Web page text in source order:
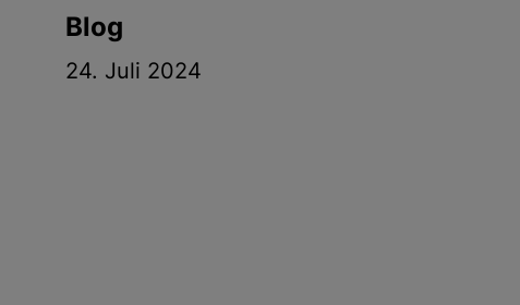
Blog
24. Juli 2024